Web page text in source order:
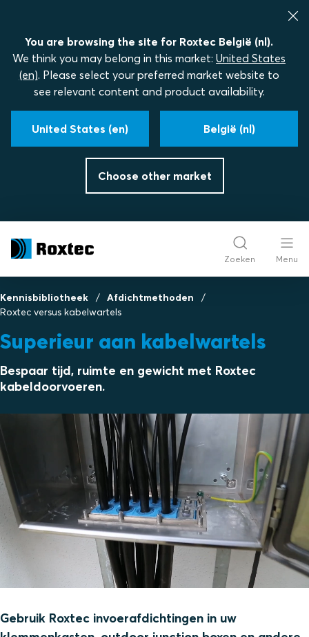
You are browsing the site for Roxtec België (nl).
We think you may belong in this market: United States
(en). Please select your preferred market website to
see relevant content and product availability.
United States (en) België (nl)
Choose other market
Zoeken Menu
Kennisbibliotheek
Afdichtmethoden
Roxtec versus kabelwartels
Superieur aan kabelwartels
Bespaar tijd, ruimte en gewicht met Roxtec
kabeldoorvoeren.
Gebruik Roxtec invoerafdichtingen in uw